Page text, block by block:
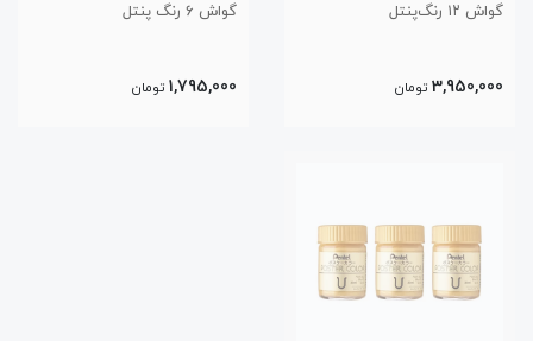
گواش ۱۲ رنگ‌پنتل
3,950,000 تومان
گواش ۶ رنگ پنتل
1,795,000 تومان